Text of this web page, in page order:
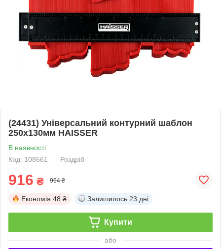
(24431) Універсальний контурний шаблон
250х130мм HAISSER
В наявності
Код: 108561
Роздріб
916 ₴ 964 ₴
Економія 48 ₴ Залишилось 23 дні
Купити
або